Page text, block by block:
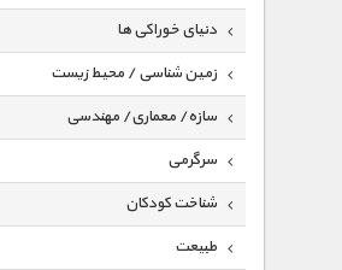
دنیای خوراکی ها
زمین شناسی / محیط زیست
سازه/ معماری/ مهندسی
سرگرمی
شناخت کودکان
طبیعت